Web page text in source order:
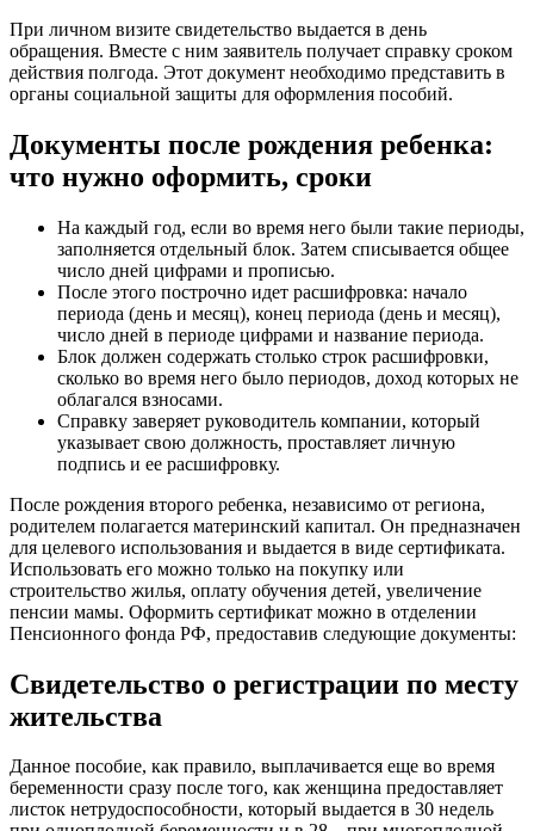
При личном визите свидетельство выдается в день
обращения. Вместе с ним заявитель получает справку сроком
действия полгода. Этот документ необходимо представить в
органы социальной защиты для оформления пособий.
Документы после рождения ребенка:
что нужно оформить, сроки
На каждый год, если во время него были такие периоды,
заполняется отдельный блок. Затем списывается общее
число дней цифрами и прописью.
После этого построчно идет расшифровка: начало
периода (день и месяц), конец периода (день и месяц),
число дней в периоде цифрами и название периода.
Блок должен содержать столько строк расшифровки,
сколько во время него было периодов, доход которых не
облагался взносами.
Справку заверяет руководитель компании, который
указывает свою должность, проставляет личную
подпись и ее расшифровку.
После рождения второго ребенка, независимо от региона,
родителем полагается материнский капитал. Он предназначен
для целевого использования и выдается в виде сертификата.
Использовать его можно только на покупку или
строительство жилья, оплату обучения детей, увеличение
пенсии мамы. Оформить сертификат можно в отделении
Пенсионного фонда РФ, предоставив следующие документы:
Свидетельство о регистрации по месту
жительства
Данное пособие, как правило, выплачивается еще во время
беременности сразу после того, как женщина предоставляет
листок нетрудоспособности, который выдается в 30 недель